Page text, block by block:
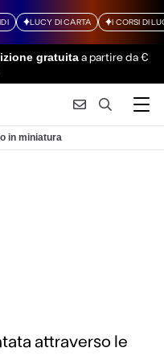
LUCY DI CARTA I CORSI DI
gratuitaa partire da €
in miniatura
attraverso le